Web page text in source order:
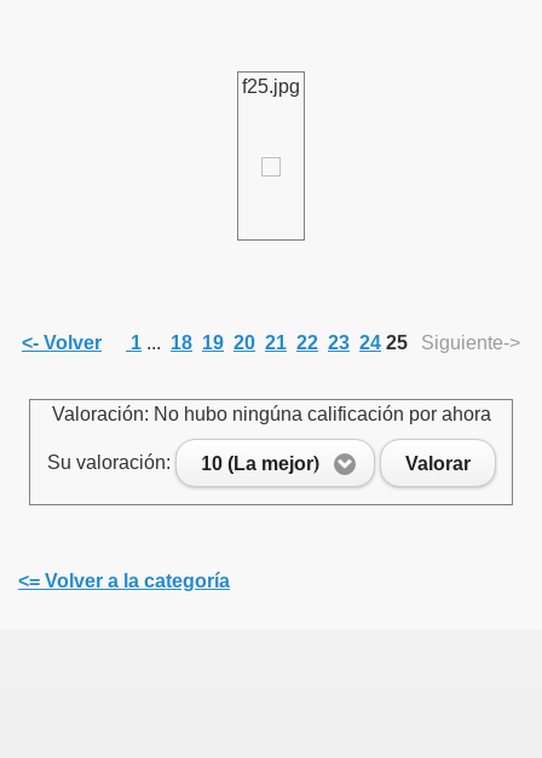
f25.jpg
<- Volver 1 ... 18 19 20 21 22 23 24 25 Siguiente->
Valoración: No hubo ningúna calificación por ahora
Su valoración: 10 (La mejor) Valorar
<= Volver a la categoría